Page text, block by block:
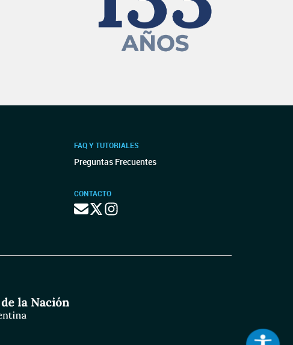
FAQ Y TUTORIALES
Preguntas Frecuentes
CONTACTO